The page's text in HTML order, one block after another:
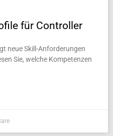
für Controller
neue Skill-Anforderungen
Sie, welche Kompetenzen